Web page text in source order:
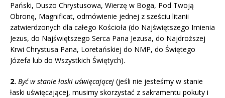
Pański, Duszo Chrystusowa, Wierzę w Boga, Pod Twoją
Obronę, Magnificat, odmówienie jednej z sześciu litanii
zatwierdzonych dla całego Kościoła (do Najświętszego Imienia
Jezus, do Najświętszego Serca Pana Jezusa, do Najdroższej
Krwi Chrystusa Pana, Loretańskiej do NMP, do Świętego
Józefa lub do Wszystkich Świętych).
2. Być w stanie łaski uświęcającej (jeśli nie jesteśmy w stanie
łaski uświęcającej, musimy skorzystać z sakramentu pokuty i